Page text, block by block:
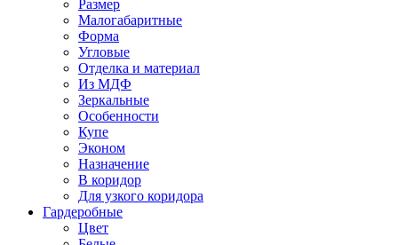
Размер
Малогабаритные
Форма
Угловые
Отделка и материал
Из МДФ
Зеркальные
Особенности
Купе
Эконом
Назначение
В коридор
Для узкого коридора
Гардеробные
Цвет